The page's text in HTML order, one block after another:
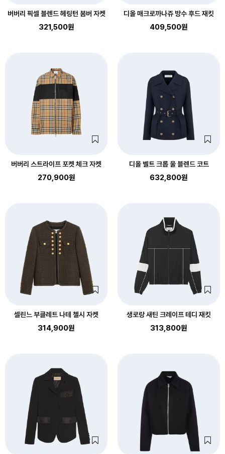
버버리 픽셀 블렌드 헤링턴 봄버 자켓
321,500원
디올 매크로까나쥬 방수 후드 재킷
409,500원
버버리 스트라이프 포켓 체크 자켓
270,900원
디올 벨트 크롭 울 블렌드 코트
632,800원
셀린느 부클레트 나테 첼시 자켓
314,900원
생로랑 새틴 크레이프 테디 재킷
313,800원